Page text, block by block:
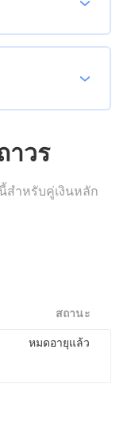
าวร
สำหรับคู่เงินหลัก
สถานะ
หมดอายุแล้ว